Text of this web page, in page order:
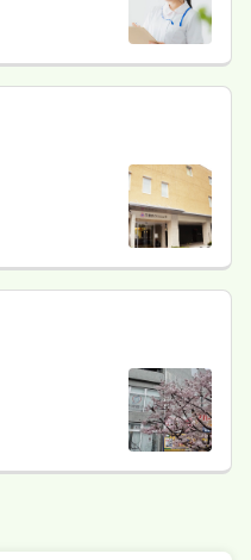
一時募集休止